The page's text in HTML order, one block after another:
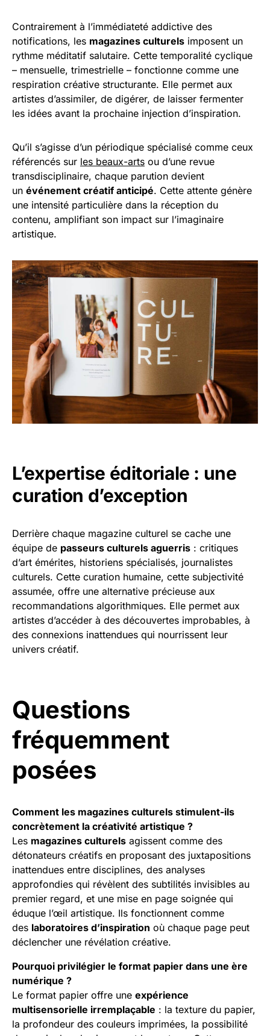
Contrairement à l’immédiateté addictive des
notifications, les magazines culturels imposent un
rythme méditatif salutaire. Cette temporalité cyclique
– mensuelle, trimestrielle – fonctionne comme une
respiration créative structurante. Elle permet aux
artistes d’assimiler, de digérer, de laisser fermenter
les idées avant la prochaine injection d’inspiration.
Qu’il s’agisse d’un périodique spécialisé comme ceux
référencés sur les beaux-arts ou d’une revue
transdisciplinaire, chaque parution devient
un événement créatif anticipé. Cette attente génère
une intensité particulière dans la réception du
contenu, amplifiant son impact sur l’imaginaire
artistique.
L’expertise éditoriale : une
curation d’exception
Derrière chaque magazine culturel se cache une
équipe de passeurs culturels aguerris : critiques
d’art émérites, historiens spécialisés, journalistes
culturels. Cette curation humaine, cette subjectivité
assumée, offre une alternative précieuse aux
recommandations algorithmiques. Elle permet aux
artistes d’accéder à des découvertes improbables, à
des connexions inattendues qui nourrissent leur
univers créatif.
Questions
fréquemment
posées
Comment les magazines culturels stimulent-ils
concrètement la créativité artistique ?
Les magazines culturels agissent comme des
détonateurs créatifs en proposant des juxtapositions
inattendues entre disciplines, des analyses
approfondies qui révèlent des subtilités invisibles au
premier regard, et une mise en page soignée qui
éduque l’œil artistique. Ils fonctionnent comme
des laboratoires d’inspiration où chaque page peut
déclencher une révélation créative.
Pourquoi privilégier le format papier dans une ère
numérique ?
Le format papier offre une expérience
multisensorielle irremplaçable : la texture du papier,
la profondeur des couleurs imprimées, la possibilité